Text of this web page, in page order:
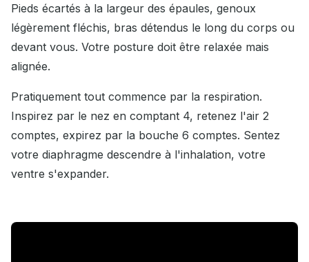
Pieds écartés à la largeur des épaules, genoux
légèrement fléchis, bras détendus le long du corps ou
devant vous. Votre posture doit être relaxée mais
alignée.
Pratiquement tout commence par la respiration.
Inspirez par le nez en comptant 4, retenez l'air 2
comptes, expirez par la bouche 6 comptes. Sentez
votre diaphragme descendre à l'inhalation, votre
ventre s'expander.